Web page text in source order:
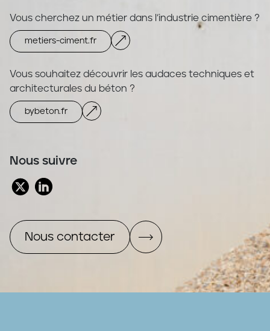
Vous cherchez un métier dans l’industrie cimentière ?
metiers-ciment.fr
Vous souhaitez découvrir les audaces techniques et
architecturales du béton ?
bybeton.fr
Nous suivre
Nous contacter